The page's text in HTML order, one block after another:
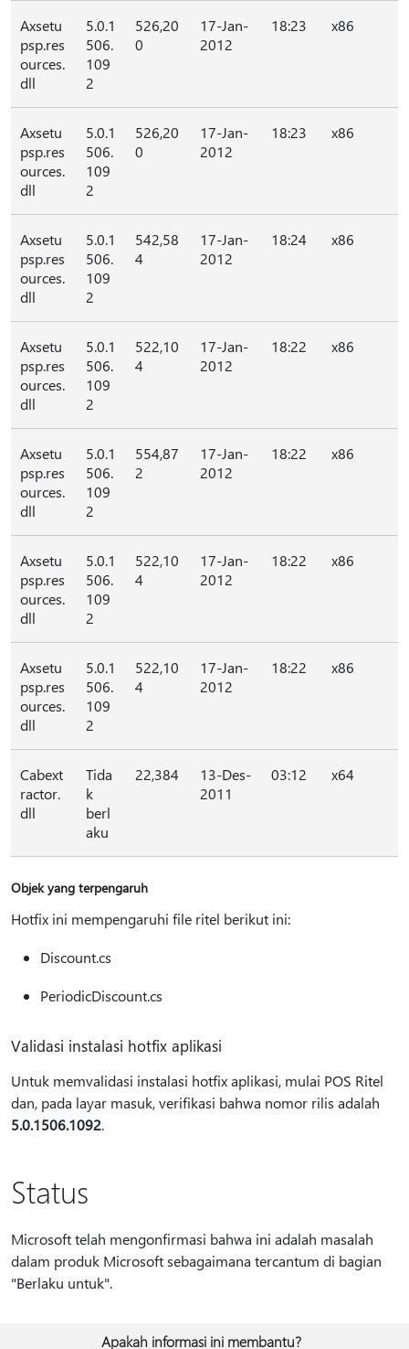
Axsetu
psp.res
ources.
dll
5.0.1
506.
109
2
526,20
0
17-Jan-
2012
18:23 x86
Axsetu
psp.res
ources.
dll
5.0.1
506.
109
2
526,20
0
17-Jan-
2012
18:23 x86
Axsetu
psp.res
ources.
dll
5.0.1
506.
109
2
542,58
4
17-Jan-
2012
18:24 x86
Axsetu
psp.res
ources.
dll
5.0.1
506.
109
2
522,10
4
17-Jan-
2012
18:22 x86
Axsetu
psp.res
ources.
dll
5.0.1
506.
109
2
554,87
2
17-Jan-
2012
18:22 x86
Axsetu
psp.res
ources.
dll
5.0.1
506.
109
2
522,10
4
17-Jan-
2012
18:22 x86
Axsetu
psp.res
ources.
dll
5.0.1
506.
109
2
522,10
4
17-Jan-
2012
18:22 x86
Cabext
ractor.
dll
Tida
k
berl
aku
22,384
13-Des-
2011
03:12 x64
Objek yang terpengaruh
Hotfix ini mempengaruhi file ritel berikut ini:
Discount.cs
PeriodicDiscount.cs
Validasi instalasi hotfix aplikasi
Untuk memvalidasi instalasi hotfix aplikasi, mulai POS Ritel
dan, pada layar masuk, verifikasi bahwa nomor rilis adalah
5.0.1506.1092.
Status
Microsoft telah mengonfirmasi bahwa ini adalah masalah
dalam produk Microsoft sebagaimana tercantum di bagian
"Berlaku untuk".
Apakah informasi ini membantu?